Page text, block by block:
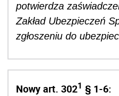
potwierdza
Zakład Ubezpieczeń
zgłoszeniu do
Nowy art. 3021 § 1-6: